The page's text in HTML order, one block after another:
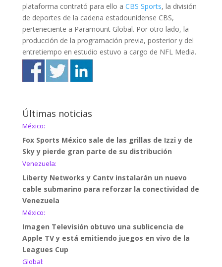
plataforma contrató para ello a CBS Sports, la división
de deportes de la cadena estadounidense CBS,
perteneciente a Paramount Global. Por otro lado, la
producción de la programación previa, posterior y del
entretiempo en estudio estuvo a cargo de NFL Media.
Últimas noticias
México:
Fox Sports México sale de las grillas de Izzi y de
Sky y pierde gran parte de su distribución
Venezuela:
Liberty Networks y Cantv instalarán un nuevo
cable submarino para reforzar la conectividad de
Venezuela
México:
Imagen Televisión obtuvo una sublicencia de
Apple TV y está emitiendo juegos en vivo de la
Leagues Cup
Global: